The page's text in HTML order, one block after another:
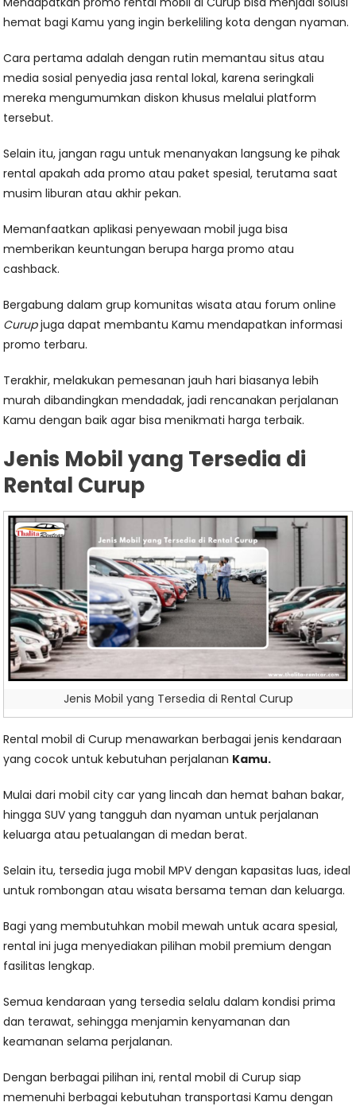
hemat bagi Kamu yang ingin berkeliling kota dengan nyaman.
Cara pertama adalah dengan rutin memantau situs atau
media sosial penyedia jasa rental lokal, karena seringkali
mereka mengumumkan diskon khusus melalui platform
tersebut.
Selain itu, jangan ragu untuk menanyakan langsung ke pihak
rental apakah ada promo atau paket spesial, terutama saat
musim liburan atau akhir pekan.
Memanfaatkan aplikasi penyewaan mobil juga bisa
memberikan keuntungan berupa harga promo atau
cashback.
Bergabung dalam grup komunitas wisata atau forum online
Curupjuga dapat membantu Kamu mendapatkan informasi
promo terbaru.
Terakhir, melakukan pemesanan jauh hari biasanya lebih
murah dibandingkan mendadak, jadi rencanakan perjalanan
Kamu dengan baik agar bisa menikmati harga terbaik.
Jenis Mobil yang Tersedia di
Rental Curup
Jenis Mobil yang Tersedia di Rental Curup
Rental mobil di Curup menawarkan berbagai jenis kendaraan
yang cocok untuk kebutuhan perjalanan Kamu.
Mulai dari mobil city car yang lincah dan hemat bahan bakar,
hingga SUV yang tangguh dan nyaman untuk perjalanan
keluarga atau petualangan di medan berat.
Selain itu, tersedia juga mobil MPV dengan kapasitas luas, ideal
untuk rombongan atau wisata bersama teman dan keluarga.
Bagi yang membutuhkan mobil mewah untuk acara spesial,
rental ini juga menyediakan pilihan mobil premium dengan
fasilitas lengkap.
Semua kendaraan yang tersedia selalu dalam kondisi prima
dan terawat, sehingga menjamin kenyamanan dan
keamanan selama perjalanan.
Dengan berbagai pilihan ini, rental mobil di Curup siap
memenuhi berbagai kebutuhan transportasi Kamu dengan